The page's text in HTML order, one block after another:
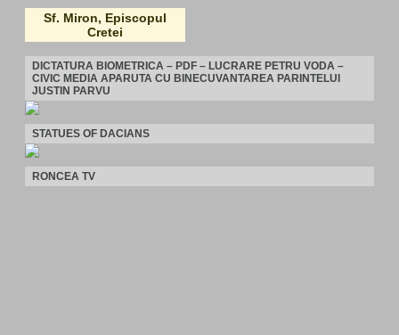
Sf. Miron, Episcopul
Cretei
DICTATURA BIOMETRICA – PDF – LUCRARE PETRU VODA –
CIVIC MEDIA APARUTA CU BINECUVANTAREA PARINTELUI
JUSTIN PARVU
STATUES OF DACIANS
RONCEA TV